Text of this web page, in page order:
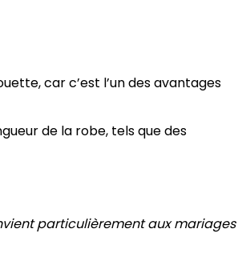
car c’est l’un des avantages
de la robe, tels que des
particulièrement aux mariages